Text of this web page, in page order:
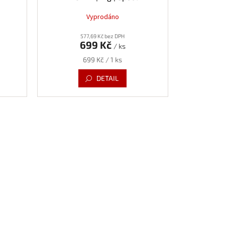
Vyprodáno
577,69 Kč bez DPH
699 Kč / ks
Měrná
cena:
699 Kč / 1 ks
DETAIL